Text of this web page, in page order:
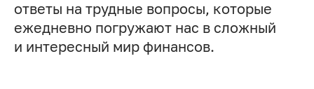
ответы на трудные вопросы, которые
ежедневно погружают нас в сложный
и интересный мир финансов.